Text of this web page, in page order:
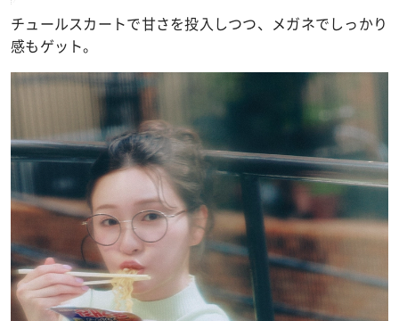
チュールスカートで甘さを投入しつつ、メガネでしっかり
感もゲット。